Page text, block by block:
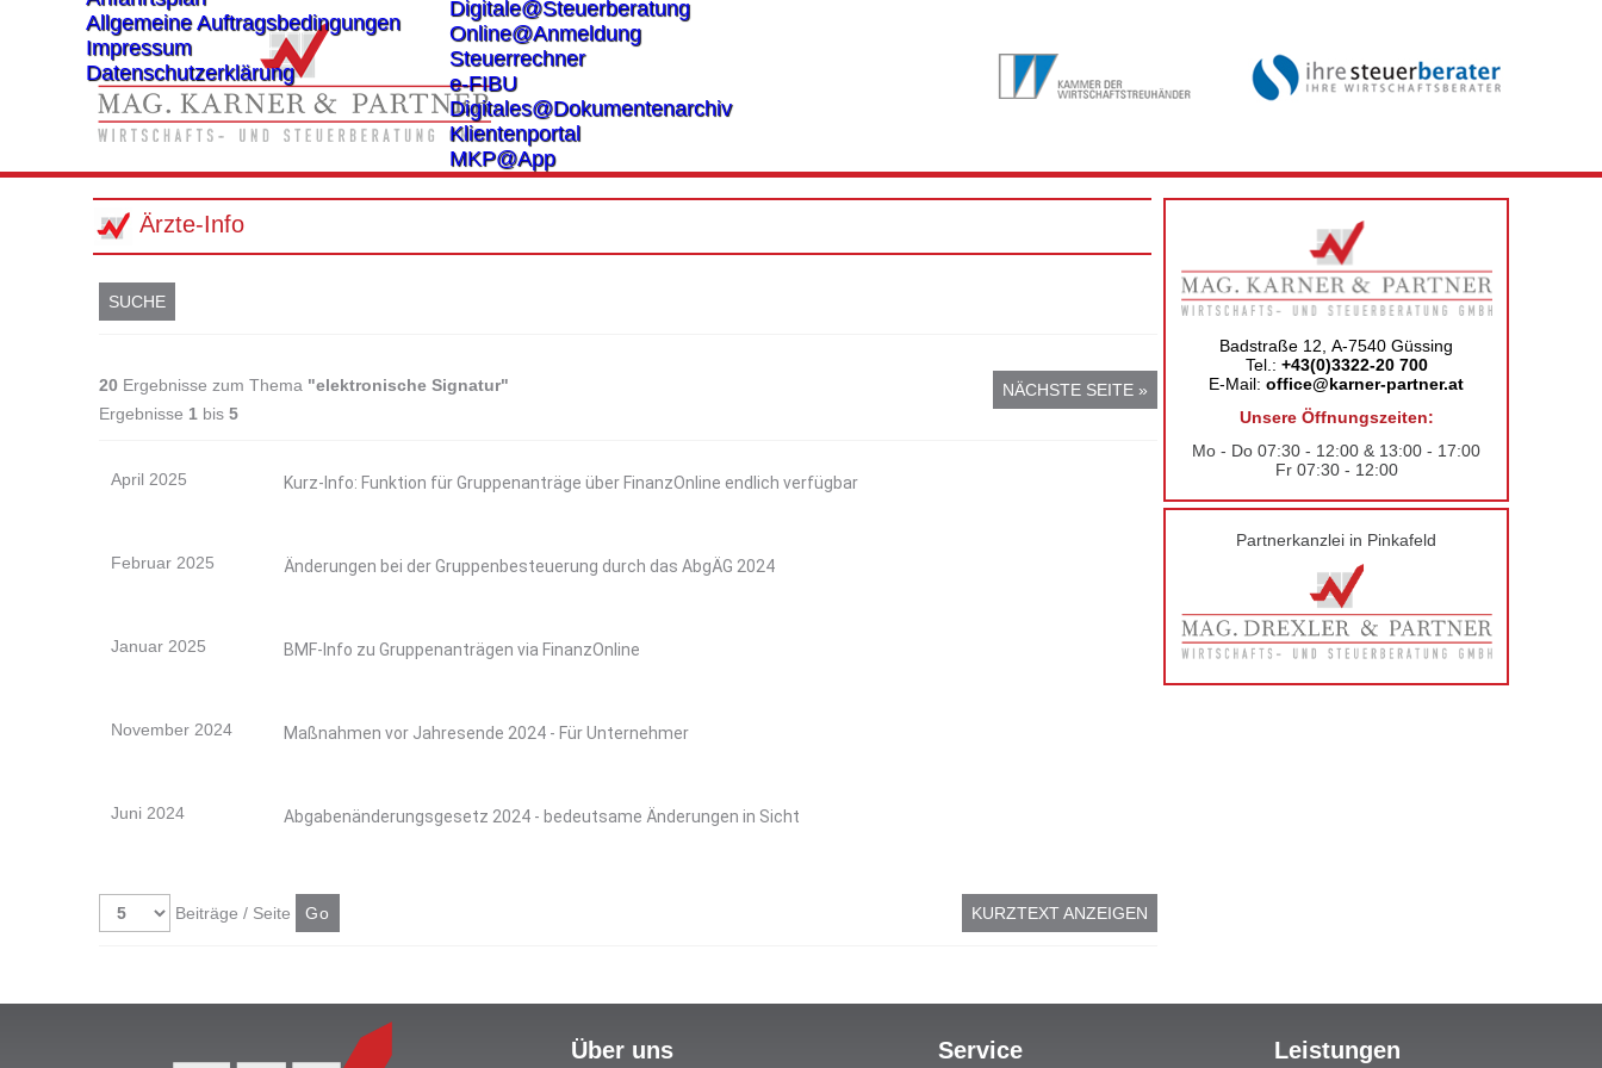
Allgemeine Auftragsbedingungen
Impressum
Datenschutzerklärung
Digitale@Steuerberatung
Online@Anmeldung
Steuerrechner
e-FIBU
Digitales@Dokumentenarchiv
Klientenportal
MKP@App
Ärzte-Info
SUCHE
20 Ergebnisse zum Thema "elektronische Signatur"
Ergebnisse 1 bis 5
NÄCHSTE SEITE »
April 2025 Kurz-Info: Funktion für Gruppenanträge über FinanzOnline endlich verfügbar
Februar 2025 Änderungen bei der Gruppenbesteuerung durch das AbgÄG 2024
Januar 2025 BMF-Info zu Gruppenanträgen via FinanzOnline
November 2024 Maßnahmen vor Jahresende 2024 - Für Unternehmer
Juni 2024 Abgabenänderungsgesetz 2024 - bedeutsame Änderungen in Sicht
Beiträge / Seite KURZTEXT ANZEIGEN
Badstraße 12, A-7540 Güssing
Tel.: +43(0)3322-20 700
E-Mail: office@karner-partner.at
Unsere Öffnungszeiten:
Mo - Do 07:30 - 12:00 & 13:00 - 17:00
Fr 07:30 - 12:00
Partnerkanzlei in Pinkafeld
Über uns Service Leistungen